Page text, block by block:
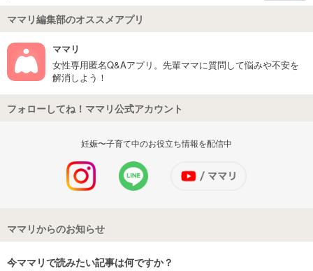
ママリ編集部のオススメアプリ
ママリ
女性専用匿名Q&Aアプリ。先輩ママに質問して悩みや不安を
解消しよう！
フォローしてね！ママリ公式アカウント
妊娠〜子育て中のお役立ち情報を配信中
ママリからのお知らせ
今ママリで読みたい記事は何ですか？